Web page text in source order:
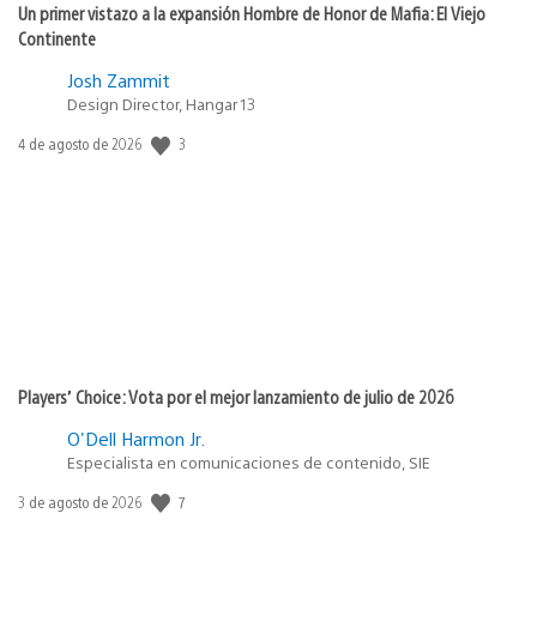
Un primer vistazo a la expansión Hombre de Honor de Mafia: El Viejo
Continente
Josh Zammit
Design Director, Hangar 13
Fecha
4 de agosto de 2026 3
Players’ Choice: Vota por el mejor lanzamiento de julio de 2026
O'Dell Harmon Jr.
Especialista en comunicaciones de contenido, SIE
Fecha
3 de agosto de 2026 7